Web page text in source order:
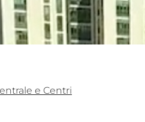
e Centri